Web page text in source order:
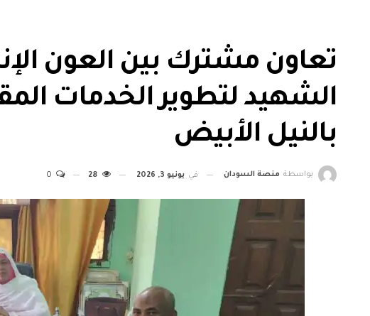
تعاون مشترك بين العون
الشهيد لتطوير الخدمات
بالنيل الأبيض
بواسطة منصة السودان في يونيو 3, 2026 28